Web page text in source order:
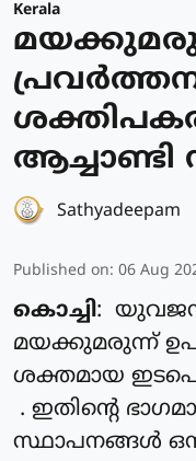
Kerala
Sathyadeepam
Published on: 06 Aug
കൊച്ചി:
മയക്കുമരുന്ന്
ശക്തമായ
. ഇതിന്റെ
സ്ഥാപനങ്ങൾ